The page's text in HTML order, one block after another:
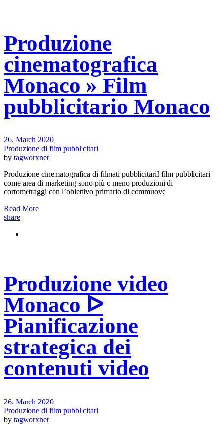
Produzione
cinematografica
Monaco » Film
pubblicitario Monaco
26. March 2020
Produzione di film pubblicitari
by tagworxnet
Produzione cinematografica di filmati pubblicitariI film pubblicitari
come area di marketing sono più o meno produzioni di
cortometraggi con l’obiettivo primario di commuove
Read More
share
Produzione video
Monaco ᐅ
Pianificazione
strategica dei
contenuti video
26. March 2020
Produzione di film pubblicitari
by tagworxnet